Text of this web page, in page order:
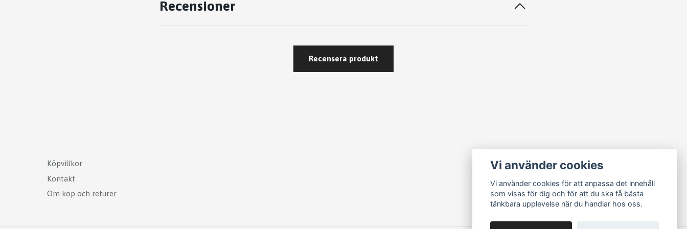
Recensioner
Recensera produkt
Köpvillkor
Kontakt
Om köp och returer
Vi använder cookies
Vi använder cookies för att anpassa det innehåll
som visas för dig och för att du ska få bästa
tänkbara upplevelse när du handlar hos oss.